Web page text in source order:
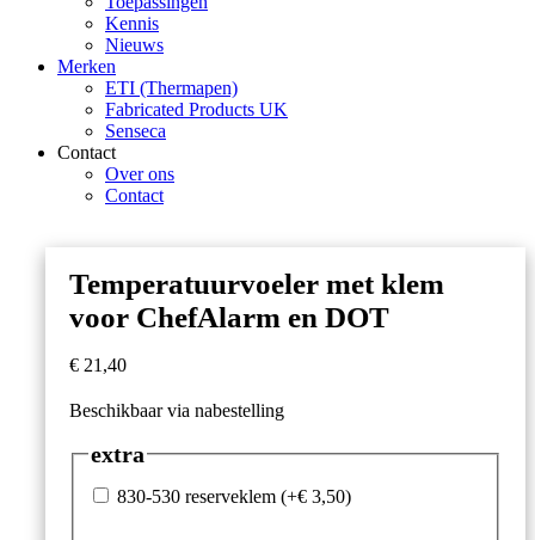
Kennis
Nieuws
Merken
ETI (Thermapen)
Fabricated Products UK
Senseca
Contact
Over ons
Contact
Temperatuurvoeler met klem
voor ChefAlarm en DOT
€ 21,40
Beschikbaar via nabestelling
extra
830-530 reserveklem (+€ 3,50)